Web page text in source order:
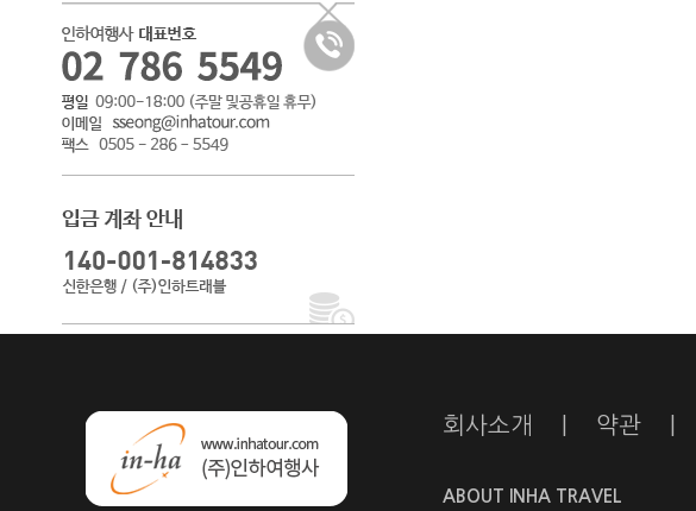
회사소개 약관
ABOUT INHA TRAVEL